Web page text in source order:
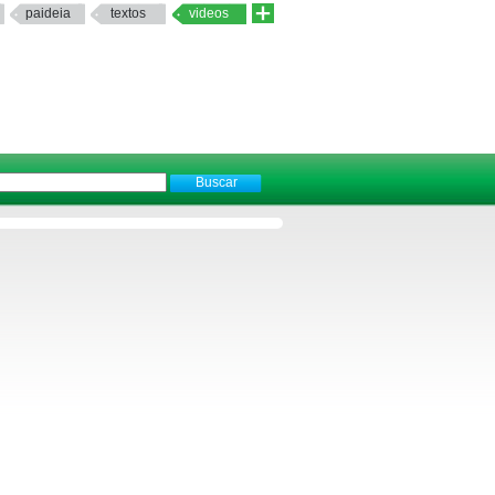
paideia textos videos